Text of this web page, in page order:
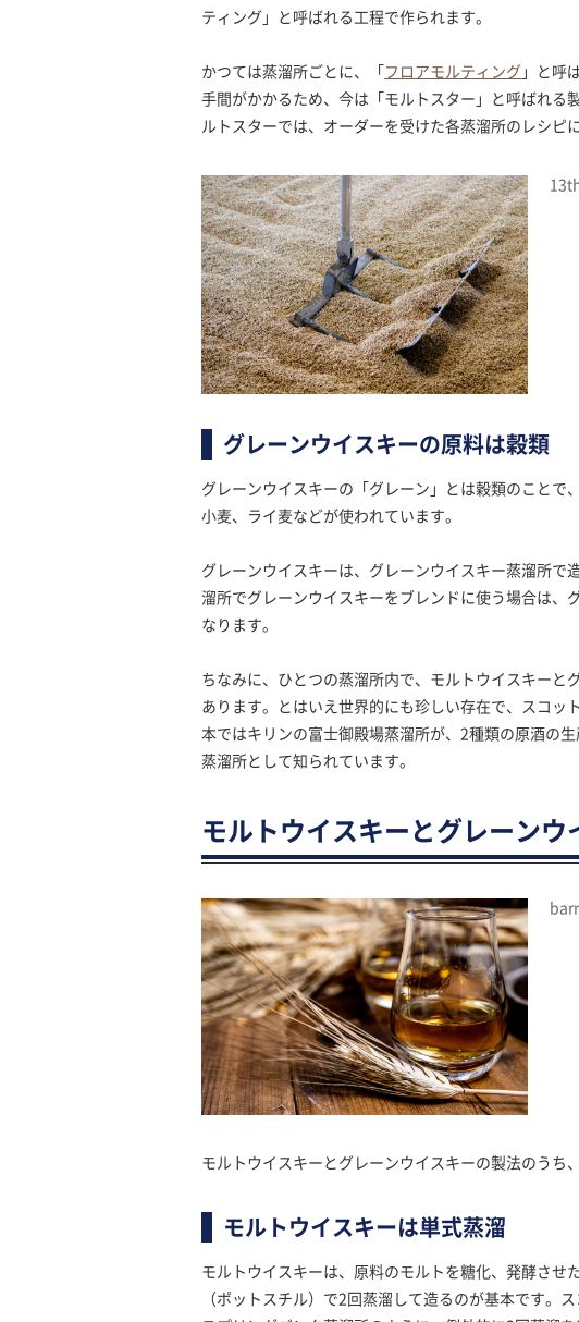
ティング」と呼ばれる工程で作られます。
かつては蒸溜所ごとに、「 フロアモルティング 」と呼
手間がかかるため、今は「モルトスター」と呼ばれる
ルトスターでは、オーダーを受けた各蒸溜所のレシピ
グレーンウイスキーの原料は穀類
グレーンウイスキーの「グレーン」とは穀類のことで
小麦、ライ麦などが使われています。
グレーンウイスキーは、グレーンウイスキー蒸溜所で
溜所でグレーンウイスキーをブレンドに使う場合は、
なります。
ちなみに、ひとつの蒸溜所内で、モルトウイスキーと
あります。とはいえ世界的にも珍しい存在で、スコッ
本ではキリンの富士御殿場蒸溜所が、2種類の原酒の
蒸溜所として知られています。
モルトウイスキーとグレーンウ
モルトウイスキーとグレーンウイスキーの製法のうち
モルトウイスキーは単式蒸溜
モルトウイスキーは、原料のモルトを糖化、発酵させ
（ポットスチル）で2回蒸溜して造るのが基本です。